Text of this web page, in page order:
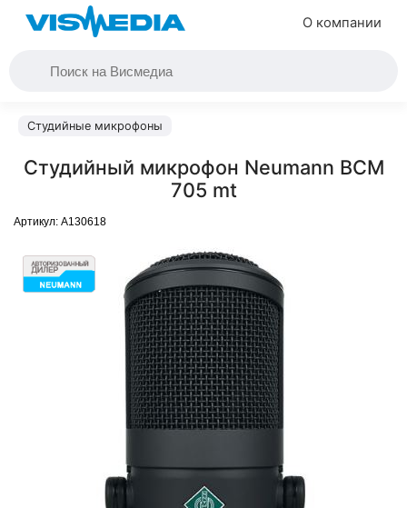
О компании
Студийные микрофоны
Студийный микрофон Neumann BCM
705 mt
Артикул: A130618